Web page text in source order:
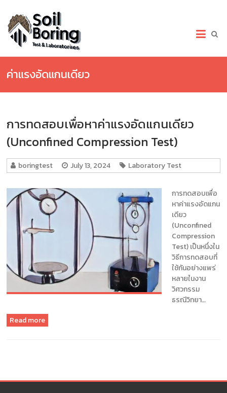
content
เจาะ
สำรวจ
ดิน.com
เจาะ
เจาะ
(Soil
Test)
เก็บ
และ
ทดสอบ
แนะนำ
ข้อมูล
เพื่อ
การ
ออกแบบ
ฐานราก
บจก.เอ็กซ์
ซอ
ยล์
ค่าแรงอัดแกนเดียว
การทดสอบเพื่อหาค่าแรงอัดแกนเดียว
(Unconfined Compression Test)
boringtest July 13, 2024 Laboratory Test
การทดสอบเพื่อ
หาค่าแรงอัดแกน
เดียว
(Unconfined
Compression
Test) เป็นหนึ่งใน
วิธีการทดสอบที่
ใช้กันอย่างแพร่
หลายในงาน
วิศวกรรม
ธรณีวิทยา…
Read more